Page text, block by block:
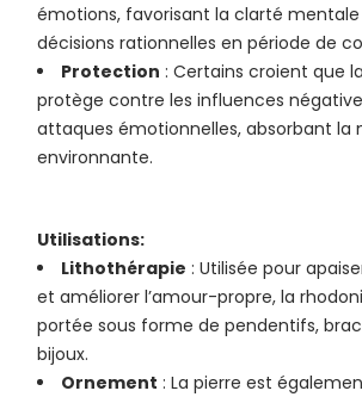
émotions, favorisant la clarté mentale
décisions rationnelles en période de
Protection : Certains croient que
protège contre les influences
attaques émotionnelles, absorbant la
environnante.
Utilisations:
Lithothérapie : Utilisée pour
et améliorer l’amour-propre, la
portée sous forme de pendentifs,
bijoux.
Ornement : La pierre est